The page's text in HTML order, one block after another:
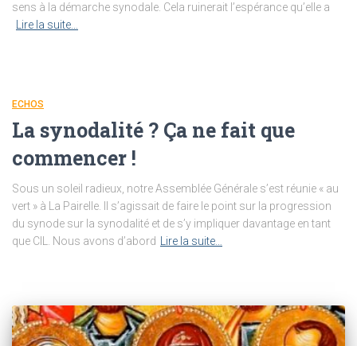
sens à la démarche synodale. Cela ruinerait l’espérance qu’elle a
Lire la suite…
ECHOS
La synodalité ? Ça ne fait que
commencer !
Sous un soleil radieux, notre Assemblée Générale s’est réunie « au
vert » à La Pairelle. Il s’agissait de faire le point sur la progression
du synode sur la synodalité et de s’y impliquer davantage en tant
que CIL. Nous avons d’abord
Lire la suite…